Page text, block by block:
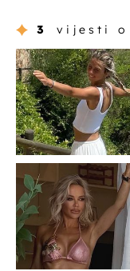
3 vijesti o